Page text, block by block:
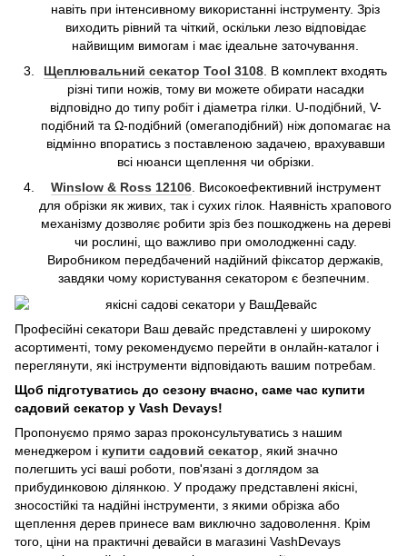
навіть при інтенсивному використанні інструменту. Зріз
виходить рівний та чіткий, оскільки лезо відповідає
найвищим вимогам і має ідеальне заточування.
Щеплювальний секатор Tool 3108 . В комплект входять
різні типи ножів, тому ви можете обирати насадки
відповідно до типу робіт і діаметра гілки. U-подібний, V-
подібний та Ω-подібний (омегаподібний) ніж допомагає на
відмінно впоратись з поставленою задачею, врахувавши
всі нюанси щеплення чи обрізки.
Winslow & Ross 12106. Високоефективний інструмент
для обрізки як живих, так і сухих гілок. Наявність храпового
механізму дозволяє робити зріз без пошкоджень на дереві
чи рослині, що важливо при омолодженні саду.
Виробником передбачений надійний фіксатор держаків,
завдяки чому користування секатором є безпечним.
Професійні секатори Ваш девайс представлені у широкому
асортименті, тому рекомендуємо перейти в онлайн-каталог і
переглянути, які інструменти відповідають вашим потребам.
Щоб підготуватись до сезону вчасно, саме час купити
садовий секатор у Vash Devays!
Пропонуємо прямо зараз проконсультуватись з нашим
менеджером і купити садовий секатор , який значно
полегшить усі ваші роботи, пов'язані з доглядом за
прибудинковою ділянкою. У продажу представлені якісні,
зносостійкі та надійні інструменти, з якими обрізка або
щеплення дерев принесе вам виключно задоволення. Крім
того, ціни на практичні девайси в магазині VashDevays